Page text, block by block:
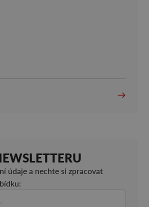
údaje a nechte si zpracovat